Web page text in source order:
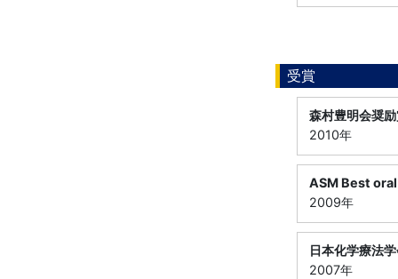
受賞
森村豊明会奨
2010年
ASM Best
2009年
日本化学療法
2007年